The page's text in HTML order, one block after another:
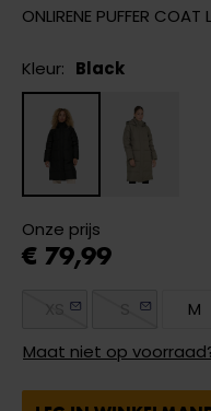
ONLIRENE PUFFER
Kleur: Black
Onze prijs
€ 79,99
M
Maat niet op